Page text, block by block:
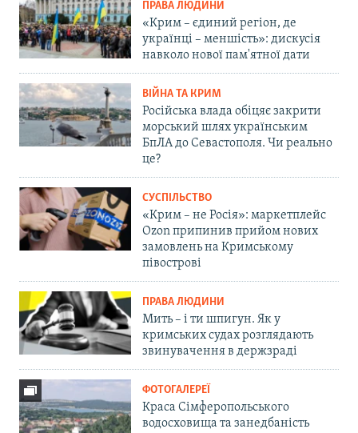
ПРАВА ЛЮДИНИ
«Крим – єдиний регіон, де
українці – меншість»: дискусія
навколо нової пам'ятної дати
ВІЙНА ТА КРИМ
Російська влада обіцяє закрити
морський шлях українським
БпЛА до Севастополя. Чи реально
це?
СУСПІЛЬСТВО
«Крим – не Росія»: маркетплейс
Ozon припинив прийом нових
замовлень на Кримському
півострові
ПРАВА ЛЮДИНИ
Мить – і ти шпигун. Як у
кримських судах розглядають
звинувачення в держзраді
ФОТОГАЛЕРЕЇ
Краса Сімферопольського
водосховища та занедбаність